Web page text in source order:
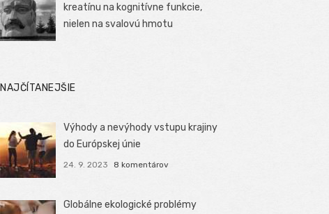
kreatínu na kognitívne funkcie,
nielen na svalovú hmotu
NAJČÍTANEJŠIE
Výhody a nevýhody vstupu krajiny
do Európskej únie
24. 9. 2023 8 komentárov
Globálne ekologické problémy